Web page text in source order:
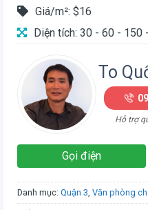
Giá/m²: $16
Diện tích: 30 - 60 - 150
To
Hỗ trợ
Gọi điện
Danh mục: Quận 3, Văn phòng